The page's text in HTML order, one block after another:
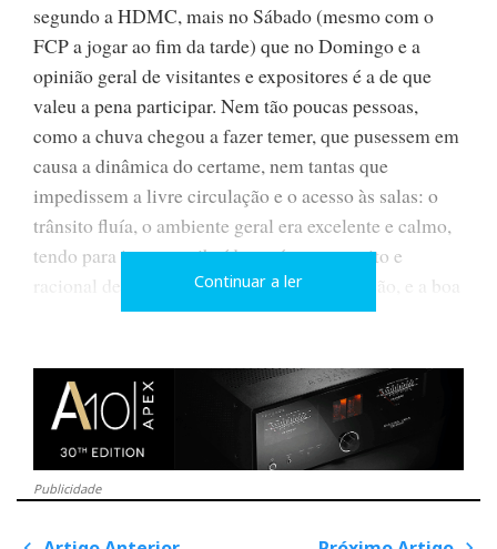
segundo a HDMC, mais no Sábado (mesmo com o
FCP a jogar ao fim da tarde) que no Domingo e a
opinião geral de visitantes e expositores é a de que
valeu a pena participar. Nem tão poucas pessoas,
como a chuva chegou a fazer temer, que pusessem em
causa a dinâmica do certame, nem tantas que
impedissem a livre circulação e o acesso às salas: o
trânsito fluía, o ambiente geral era excelente e calmo,
tendo para isso contribuído o número restrito e
racional de expositores, a sua boa distribuição, e a boa
qualidade das instalações de um hotel moderno,
dignificou o áudio e o vídeo highend. Acima de tudo,
respirava-se uma atmosfera cultural e não comercial e
agressiva.
Nem os bebés faltaram à chamada...
Continuar a ler
Publicidade